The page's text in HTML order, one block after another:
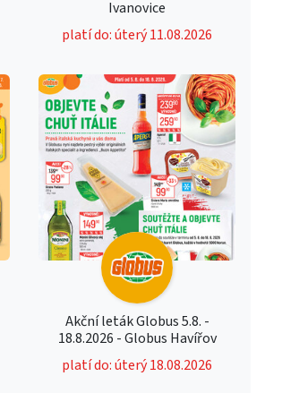
Ivanovice
platí do: úterý 11.08.2026
Akční leták Globus 5.8. -
18.8.2026 - Globus Havířov
platí do: úterý 18.08.2026